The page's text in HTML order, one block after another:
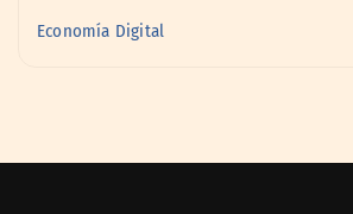
Economía Digital